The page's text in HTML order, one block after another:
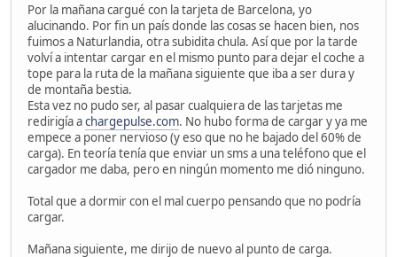
Por la mañana cargué con la tarjeta de Barcelona, yo
alucinando. Por fin un país donde las cosas se hacen bien, nos
fuimos a Naturlandia, otra subidita chula. Así que por la tarde
volví a intentar cargar en el mismo punto para dejar el coche a
tope para la ruta de la mañana siguiente que iba a ser dura y
de montaña bestia.
Esta vez no pudo ser, al pasar cualquiera de las tarjetas me
redirigía achargepulse.com. No hubo forma de cargar y ya me
empece a poner nervioso (y eso que no he bajado del 60% de
carga). En teoría tenía que enviar un sms a una teléfono que el
cargador me daba, pero en ningún momento me dió ninguno.
Total que a dormir con el mal cuerpo pensando que no podría
cargar.
Mañana siguiente, me dirijo de nuevo al punto de carga.